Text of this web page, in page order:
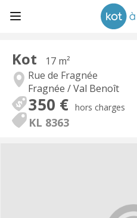
Kot
17 m²
Rue de Fragnée
Fragnée / Val Benoît
350 € hors charges
KL 8363